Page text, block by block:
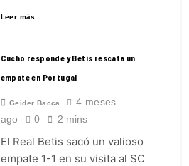
Leer más
Cucho responde y Betis rescata un
empate en Portugal
Geider Bacca
4 meses
ago
0 2 mins
El Real Betis sacó un valioso
empate 1-1 en su visita al SC